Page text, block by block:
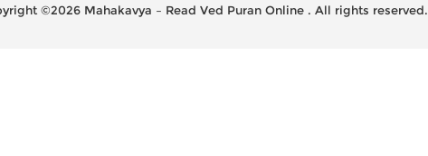
©2026 Mahakavya – Read Ved Puran Online . All rights reserved.